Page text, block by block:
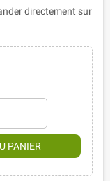
directement sur
PANIER